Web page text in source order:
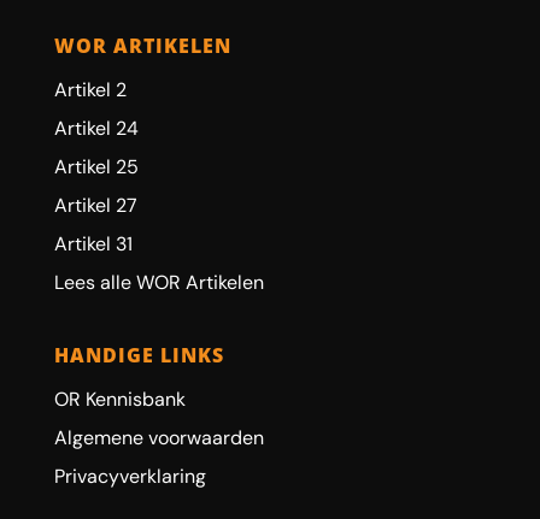
WOR ARTIKELEN
Artikel 2
Artikel 24
Artikel 25
Artikel 27
Artikel 31
Lees alle WOR Artikelen
HANDIGE LINKS
OR Kennisbank
Algemene voorwaarden
Privacyverklaring